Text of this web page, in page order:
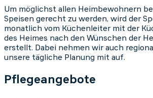
Um möglichst allen Heimbewohnern
Speisen gerecht zu werden, wird der
monatlich vom Küchenleiter mit der
des Heimes nach den Wünschen der
erstellt. Dabei nehmen wir auch
unsere tägliche Planung mit auf.
Pflegeangebote